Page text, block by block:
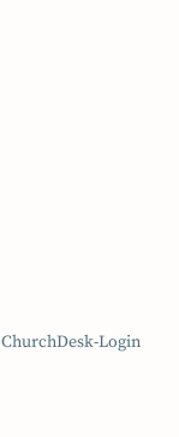
ChurchDesk-Login